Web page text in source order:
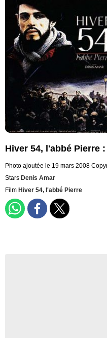
Hiver 54, l'abbé Pierre
Photo ajoutée le 19 mars 2008
Stars Denis Amar
Film Hiver 54, l'abbé Pierre